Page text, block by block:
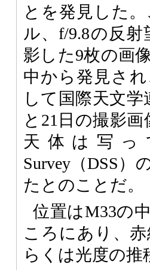
とを発見した
ル、f/9.8の反
影した9枚の画
中から発見さ
して国際天文
と21日の撮影
天体は写っ
Survey（DSS）
たとのことだ。
位置はM33の
ころにあり、
らくは光度の